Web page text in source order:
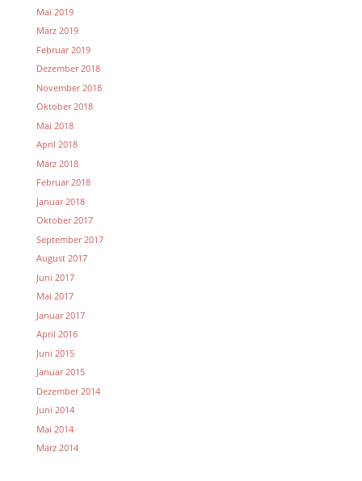
Mai 2019
März 2019
Februar 2019
Dezember 2018
November 2018
Oktober 2018
Mai 2018
April 2018
März 2018
Februar 2018
Januar 2018
Oktober 2017
September 2017
August 2017
Juni 2017
Mai 2017
Januar 2017
April 2016
Juni 2015
Januar 2015
Dezember 2014
Juni 2014
Mai 2014
März 2014